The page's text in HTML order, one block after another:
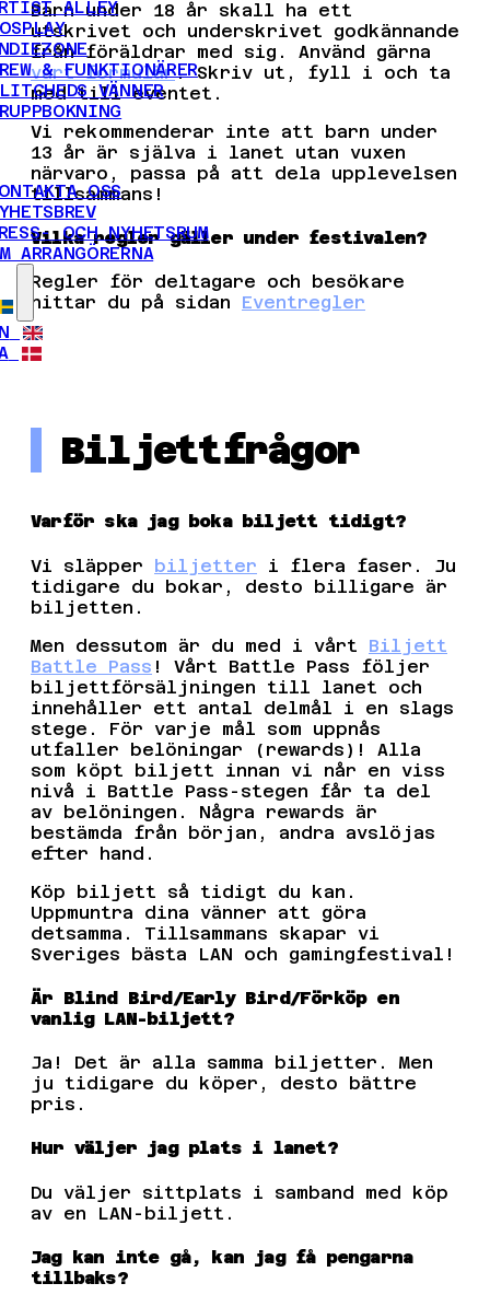
ALLEY
& FUNKTIONÄRER
VÄNNER
OSS
OCH NYHETSRUM
ARRANGÖRERNA
Barn under 18 år skall ha ett
utskrivet och underskrivet godkännande
från föräldrar med sig. Använd gärna
vårt formulär. Skriv ut, fyll i och ta
med till eventet.
Vi rekommenderar inte att barn under
13 år är själva i lanet utan vuxen
närvaro, passa på att dela upplevelsen
tillsammans!
Vilka regler gäller under festivalen?
Regler för deltagare och besökare
hittar du på sidan Eventregler
Biljettfrågor
Varför ska jag boka biljett tidigt?
Vi släpper biljetter i flera faser. Ju
tidigare du bokar, desto billigare är
biljetten.
Men dessutom är du med i vårt Biljett
Battle Pass ! Vårt Battle Pass följer
biljettförsäljningen till lanet och
innehåller ett antal delmål i en slags
stege. För varje mål som uppnås
utfaller belöningar (rewards)! Alla
som köpt biljett innan vi når en viss
nivå i Battle Pass-stegen får ta del
av belöningen. Några rewards är
bestämda från början, andra avslöjas
efter hand.
Köp biljett så tidigt du kan.
Uppmuntra dina vänner att göra
detsamma. Tillsammans skapar vi
Sveriges bästa LAN och gamingfestival!
Är Blind Bird/Early Bird/Förköp en
vanlig LAN-biljett?
Ja! Det är alla samma biljetter. Men
ju tidigare du köper, desto bättre
pris.
Hur väljer jag plats i lanet?
Du väljer sittplats i samband med köp
av en LAN-biljett.
Jag kan inte gå, kan jag få pengarna
tillbaks?